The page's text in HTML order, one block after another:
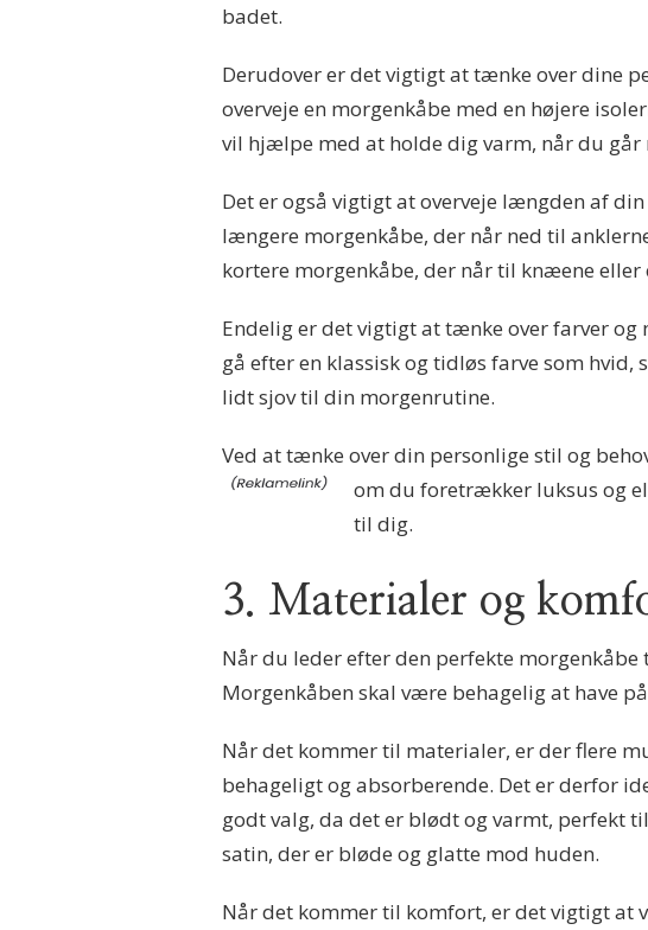
badet.
Derudover er det vigtigt at tænke over dine
overveje en morgenkåbe med en højere
vil hjælpe med at holde dig varm, når du
Det er også vigtigt at overveje længden af
længere morgenkåbe, der når ned til
kortere morgenkåbe, der når til knæene
Endelig er det vigtigt at tænke over farver
gå efter en klassisk og tidløs farve som
lidt sjov til din morgenrutine.
Ved at tænke over din personlige stil og
om du foretrækker luksus og
til dig.
3. Materialer og
Når du leder efter den perfekte
Morgenkåben skal være behagelig at have
Når det kommer til materialer, er der flere
behageligt og absorberende. Det er derfor
godt valg, da det er blødt og varmt, perfekt
satin, der er bløde og glatte mod huden.
Når det kommer til komfort, er det vigtigt at